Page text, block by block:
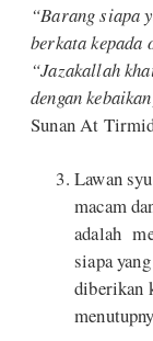
“Barang siapa
berkata kepada
“Jazakallah
dengan
Sunan At
Lawan
macam
adalah
siapa
diberikan